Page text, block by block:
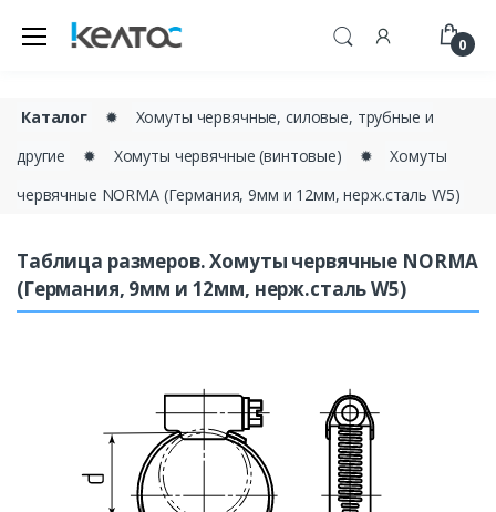
0
Каталог ✹
Хомуты червячные, силовые, трубные и
другие
✹ Хомуты червячные (винтовые) ✹
Хомуты
червячные NORMA (Германия, 9мм и 12мм, нерж.сталь W5)
Таблица размеров. Хомуты червячные NORMA
(Германия, 9мм и 12мм, нерж.сталь W5)